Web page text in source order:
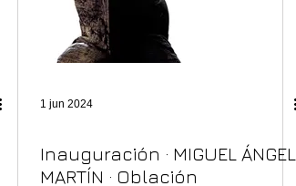
1 jun 2024
Inauguración · MIGUEL ÁNGEL
MARTÍN · Oblación